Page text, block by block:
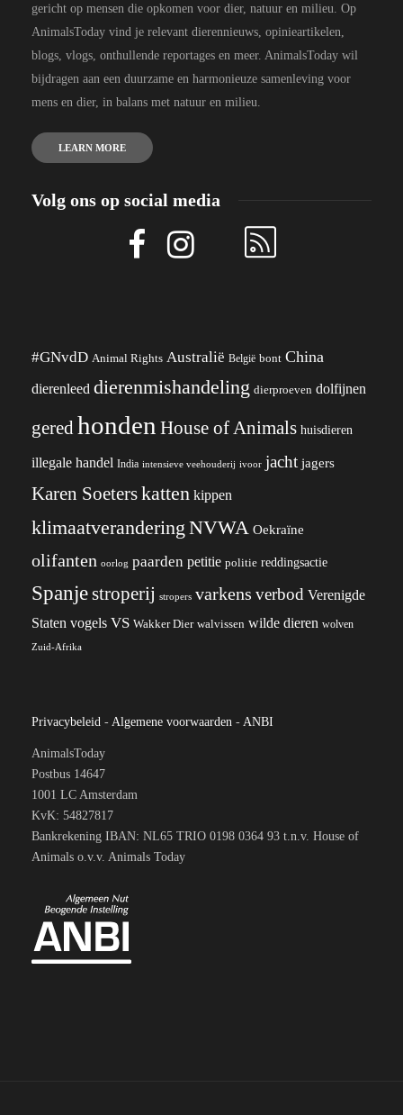
gericht op mensen die opkomen voor dier, natuur en milieu. Op
AnimalsToday vind je relevant dierennieuws, opinieartikelen,
blogs, vlogs, onthullende reportages en meer. AnimalsToday wil
bijdragen aan een duurzame en harmonieuze samenleving voor
mens en dier, in balans met natuur en milieu.
LEARN MORE
Volg ons op social media
#GNvdD Animal Rights Australië België bont China
dierenleed dierenmishandeling dierproeven dolfijnen
geredhonden House of Animals huisdieren
illegale handel India intensieve veehouderij ivoor jacht jagers
Karen Soeterskatten kippen
klimaatverandering NVWA Oekraïne
olifanten oorlog paarden petitie politie reddingsactie
Spanjestroperij stropers varkens verbod Verenigde
Staten vogels VS Wakker Dier walvissen wilde dieren wolven
Zuid-Afrika
Privacybeleid - Algemene voorwaarden - ANBI
AnimalsToday
Postbus 14647
1001 LC Amsterdam
KvK: 54827817
Bankrekening IBAN: NL65 TRIO 0198 0364 93 t.n.v. House of
Animals o.v.v. Animals Today